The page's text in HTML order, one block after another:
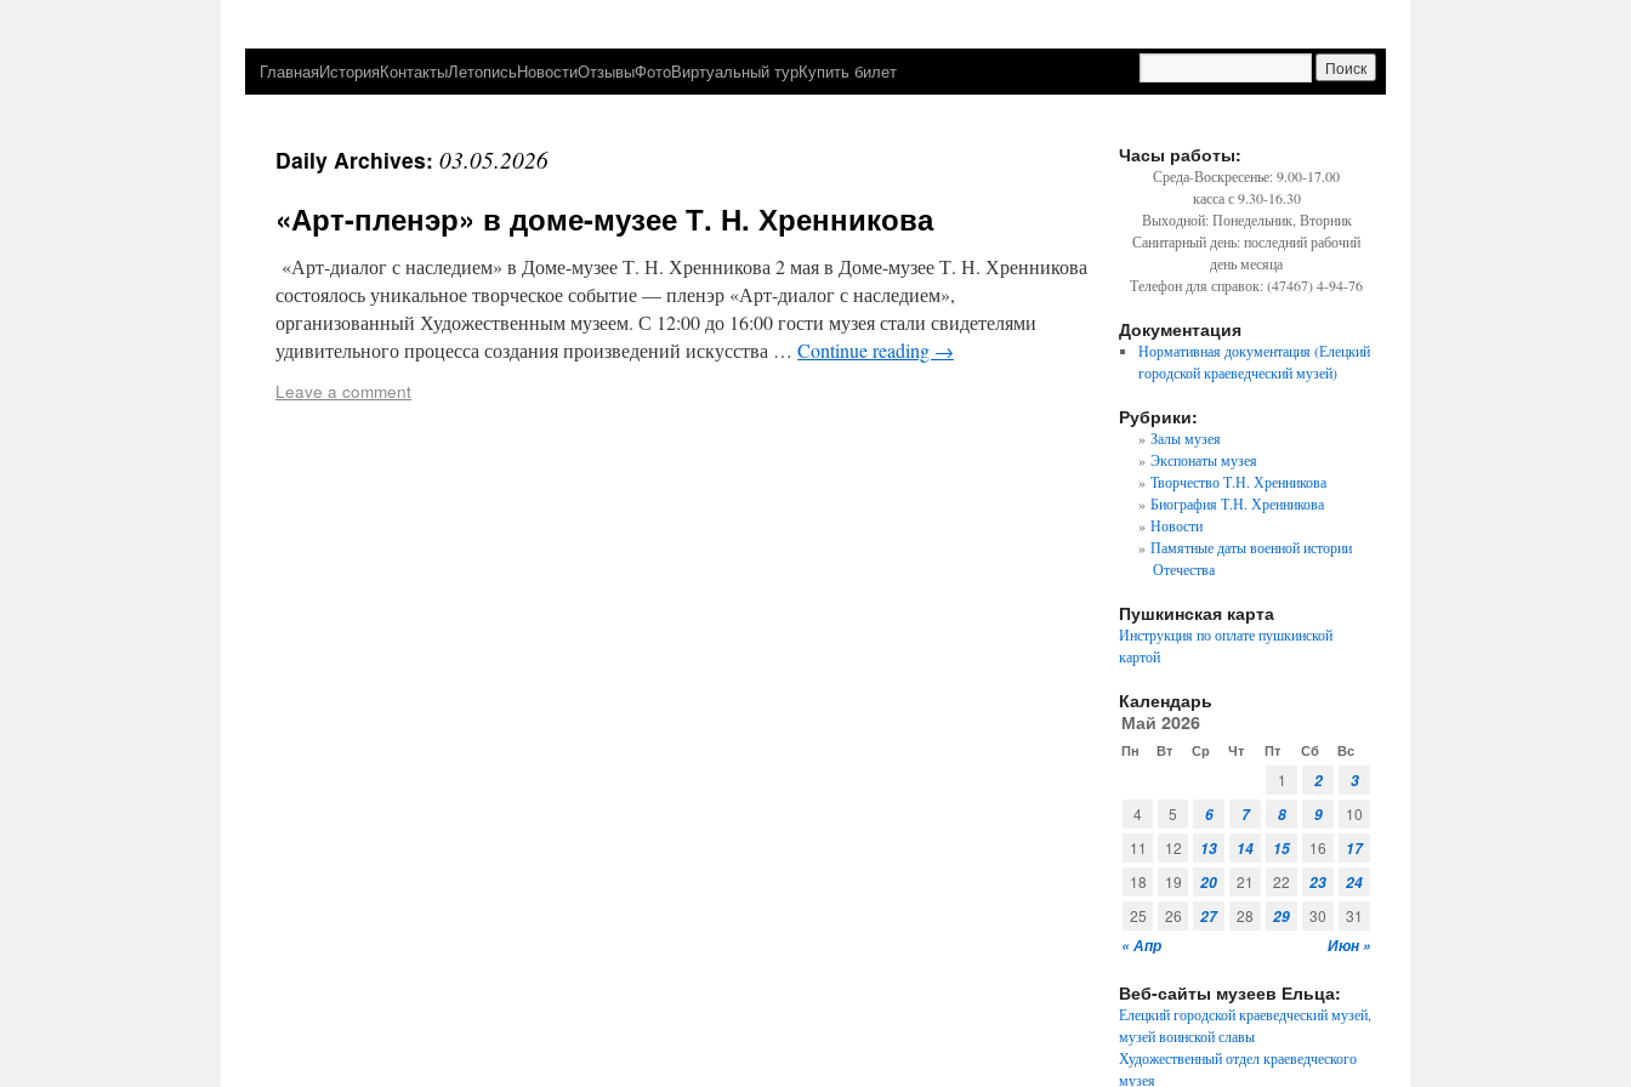
ГлавнаяИсторияКонтактыЛетописьНовостиОтзывыФотоВиртуальный турКупить билет
Daily Archives: 03.05.2026
«Арт-пленэр» в доме-музее Т. Н. Хренникова
«Арт-диалог с наследием» в Доме-музее Т. Н. Хренникова 2 мая в Доме-музее Т. Н. Хренникова
состоялось уникальное творческое событие — пленэр «Арт-диалог с наследием»,
организованный Художественным музеем. С 12:00 до 16:00 гости музея стали свидетелями
удивительного процесса создания произведений искусства … Continue reading →
Leave a comment
Часы работы:
Среда-Воскресенье: 9.00-17.00
касса с 9.30-16.30
Выходной: Понедельник, Вторник
Санитарный день: последний рабочий
день месяца
Телефон для справок: (47467) 4-94-76
Документация
Нормативная документация (Елецкий
городской краеведческий музей)
Рубрики:
Залы музея
Экспонаты музея
Творчество Т.Н. Хренникова
Биография Т.Н. Хренникова
Новости
Памятные даты военной истории
Отечества
Пушкинская карта
Инструкция по оплате пушкинской
картой
Календарь
Май 2026
Пн Вт Ср Чт Пт Сб Вс
« Апр Июн »
1 2
3
4
5 6 7 8 9
10
11
12 13 14 15 16
17
18
19 20 21 22 23
24
25
26 27 28 29 30 31
Веб-сайты музеев Ельца:
Елецкий городской краеведческий музей,
музей воинской славы
Художественный отдел краеведческого
музея